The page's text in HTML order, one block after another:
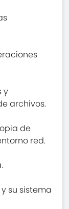
y
archivos.
de
red.
su sistema